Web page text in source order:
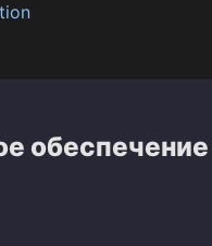
обеспечение